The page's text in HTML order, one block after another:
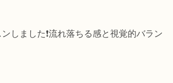
しました❗流れ落ちる感と視覚的バラン